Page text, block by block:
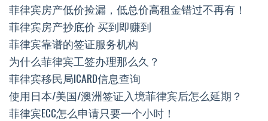
菲律宾房产低价捡漏，低总价高租金错过不再有！
菲律宾房产抄底价 买到即赚到
菲律宾靠谱的签证服务机构
为什么菲律宾工签办理那么久？
菲律宾移民局ICARD信息查询
使用日本/美国/澳洲签证入境菲律宾后怎么延期？
菲律宾ECC怎么申请只要一个小时！